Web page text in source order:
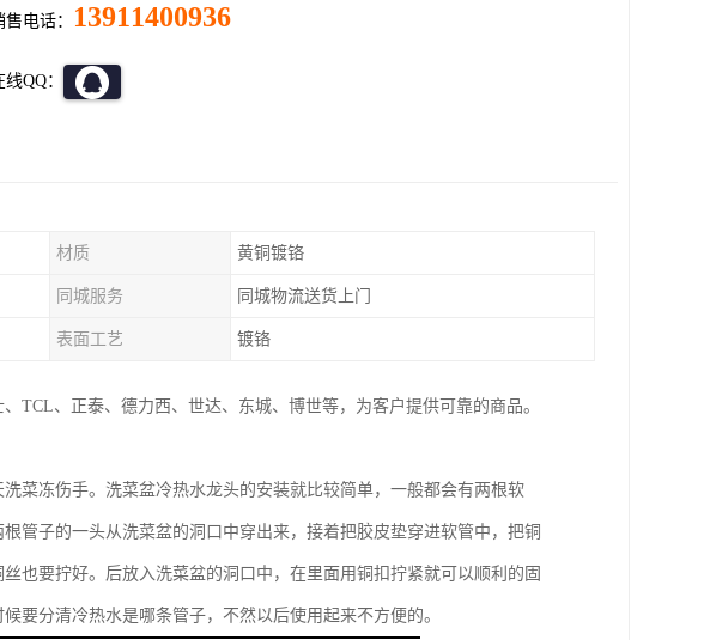
售电话： 13911400936
线QQ：
材质 黄铜镀铬
同城服务 同城物流送货上门
表面工艺 镀铬
TCL、正泰、德力西、世达、东城、博世等，为客户提供可靠的商品。
菜冻伤手。洗菜盆冷热水龙头的安装就比较简单，一般都会有两根软
管子的一头从洗菜盆的洞口中穿出来，接着把胶皮垫穿进软管中，把铜
也要拧好。后放入洗菜盆的洞口中，在里面用铜扣拧紧就可以顺利的固
要分清冷热水是哪条管子，不然以后使用起来不方便的。